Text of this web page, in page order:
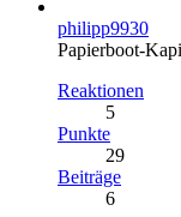
philipp9930
Papierboot-
Reaktionen
5
Punkte
29
Beiträge
6